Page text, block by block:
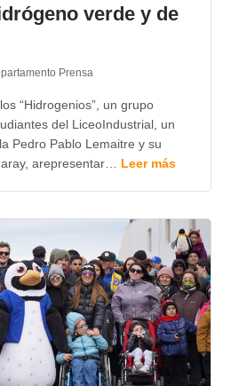
verde y de
Prensa
“Hidrogenios”, un grupo
del LiceoIndustrial, un
Pedro Pablo Lemaitre y su
arepresentar… Leer más